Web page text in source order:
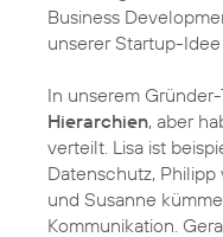
Business
unserer Startup-
In unserem
Hierarchien, aber
verteilt. Lisa ist
Datenschutz,
und Susanne
Kommunikation.